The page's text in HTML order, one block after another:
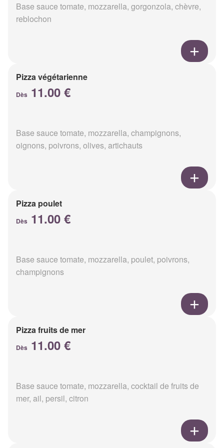
Base sauce tomate, mozzarella, gorgonzola, chèvre,
reblochon
Pizza végétarienne
Dès 11.00 €
Base sauce tomate, mozzarella, champignons,
oignons, poivrons, olives, artichauts
Pizza poulet
Dès 11.00 €
Base sauce tomate, mozzarella, poulet, poivrons,
champignons
Pizza fruits de mer
Dès 11.00 €
Base sauce tomate, mozzarella, cocktail de fruits de
mer, ail, persil, citron